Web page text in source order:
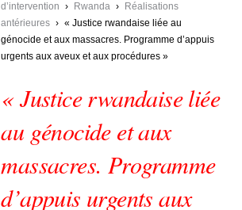
d’intervention
› Rwanda ›
Réalisations
antérieures › « Justice rwandaise liée au
génocide et aux massacres. Programme d’appuis
urgents aux aveux et aux procédures »
« Justice rwandaise liée
au génocide et aux
massacres. Programme
d’appuis urgents aux